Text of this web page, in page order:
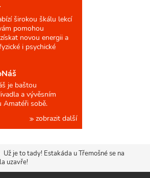
širokou škálu lekcí
pomohou
novou energii a
i psychické
je baštou
a vývěsním
Amatéři sobě.
zobrazit další
Už je to tady! Estakáda u Třemošné se na
uzavře!